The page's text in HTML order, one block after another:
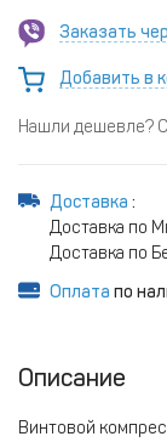
Заказать
Добавить в
Нашли дешевле?
Доставка :
Доставка по
Доставка по
Оплата по
Описание
Винтовой